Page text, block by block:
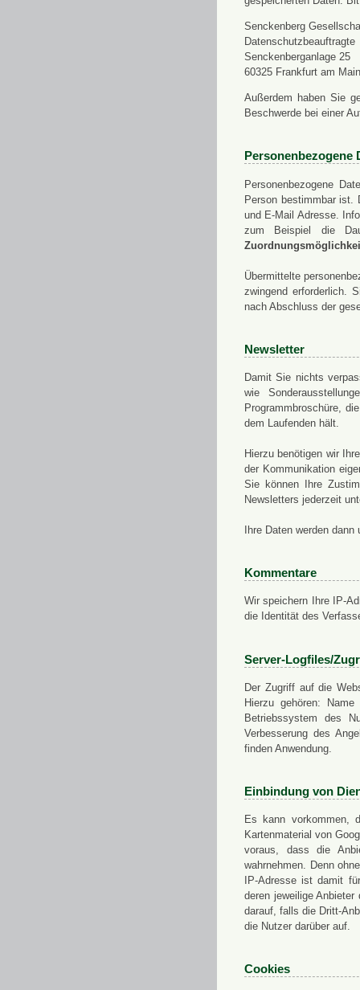
Senckenberg
Datenschutzbeauftragte
Senckenberganlage 25
60325 Frankfurt am Main
Außerdem haben Sie
Beschwerde bei einer
Personenbezogene
Personenbezogene
Person bestimmbar ist.
und E-Mail Adresse.
zum Beispiel die
Übermittelte
zwingend erforderlich.
nach Abschluss der
Newsletter
Damit Sie nichts
wie
Programmbroschüre,
dem Laufenden hält.
Hierzu benötigen wir
der Kommunikation
Sie können Ihre
Newsletters jederzeit
Ihre Daten werden
Kommentare
Wir speichern Ihre IP-
die Identität des
Server-Logfiles/
Der Zugriff auf die
Hierzu gehören:
Betriebssystem des
Verbesserung des
finden Anwendung.
Einbindung von
Es kann vorkommen,
Kartenmaterial von
voraus, dass die
wahrnehmen. Denn
IP-Adresse ist damit
deren jeweilige
darauf, falls die Dritt-
die Nutzer darüber auf.
Cookies